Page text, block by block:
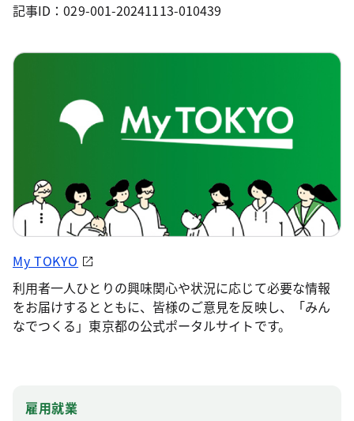
記事ID：029-001-20241113-010439
My TOKYO
利用者一人ひとりの興味関心や状況に応じて必要な情報
をお届けするとともに、皆様のご意見を反映し、「みん
なでつくる」東京都の公式ポータルサイトです。
雇用就業